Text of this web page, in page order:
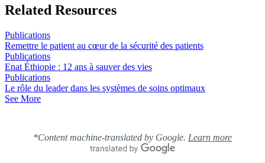
Related Resources
Publications
Remettre le patient au cœur de la sécurité des patients
Publications
Enat Éthiopie : 12 ans à sauver des vies
Publications
Le rôle du leader dans les systèmes de soins optimaux
See More
*Content machine-translated by Google. Learn more